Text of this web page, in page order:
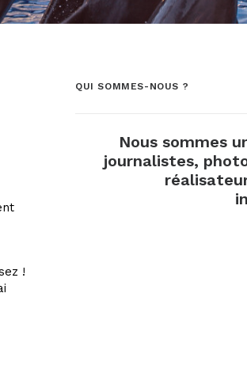
!
QUI SOMMES-NOUS ?
Nous sommes
journalistes,